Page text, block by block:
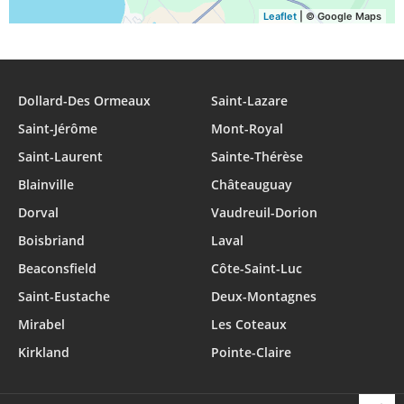
Leaflet | © Google Maps
Dollard-Des Ormeaux
Saint-Lazare
Saint-Jérôme
Mont-Royal
Saint-Laurent
Sainte-Thérèse
Blainville
Châteauguay
Dorval
Vaudreuil-Dorion
Boisbriand
Laval
Beaconsfield
Côte-Saint-Luc
Saint-Eustache
Deux-Montagnes
Mirabel
Les Coteaux
Kirkland
Pointe-Claire